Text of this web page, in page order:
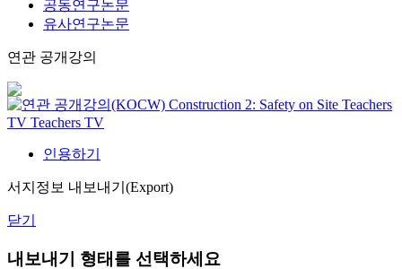
공동연구논문
유사연구논문
연관 공개강의
Construction 2: Safety on Site Teachers
TV Teachers TV
인용하기
서지정보 내보내기(Export)
닫기
내보내기 형태를 선택하세요